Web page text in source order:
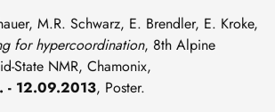
M.R. Schwarz, E. Brendler, E. Kroke,
for hypercoordination, 8th Alpine
State NMR, Chamonix,
- 12.09.2013, Poster.